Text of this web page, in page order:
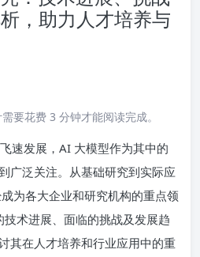
，助力人才培养与
要花费 3 分钟才能阅读完成。
速发展，AI 大模型作为其中的
广泛关注。从基础研究到实际应
为各大企业和研究机构的重点领
术进展、面临的挑战及发展趋
其在人才培养和行业应用中的重